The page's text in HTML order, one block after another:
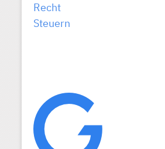
Recht
Steuern